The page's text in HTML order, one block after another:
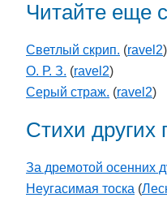
Читайте еще
Светлый скрип. (ravel2)
О. Р. З. (ravel2)
Серый страж. (ravel2)
Стихи других
За дремотой осенних
Неугасимая тоска (